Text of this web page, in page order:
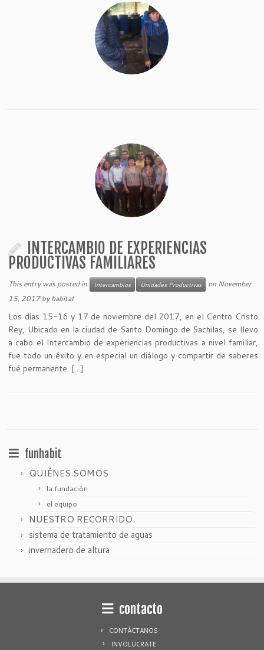
INTERCAMBIO DE EXPERIENCIAS
PRODUCTIVAS FAMILIARES
This entry was posted in Intercambios Unidades Productivas on November
15, 2017 byhabitat
Los días 15-16 y 17 de noviembre del 2017, en el Centro Cristo
Rey, Ubicado en la ciudad de Santo Domingo de Sachilas, se llevo
a cabo el Intercambio de experiencias productivas a nivel familiar,
fue todo un éxito y en especial un diálogo y compartir de saberes
fué permanente. […]
funhabit
QUIÉNES SOMOS
la fundación
el equipo
NUESTRO RECORRIDO
sistema de tratamiento de aguas
invernadero de altura
contacto
CONTÁCTANOS
INVOLUCRATE